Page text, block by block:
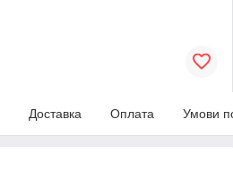
Доставка Оплата Умови